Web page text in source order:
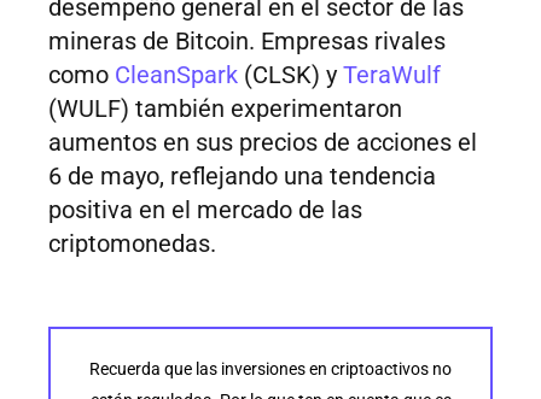
desempeño general en el sector de las
mineras de Bitcoin. Empresas rivales
como CleanSpark (CLSK) y TeraWulf
(WULF) también experimentaron
aumentos en sus precios de acciones el
6 de mayo, reflejando una tendencia
positiva en el mercado de las
criptomonedas.
Recuerda que las inversiones en criptoactivos no